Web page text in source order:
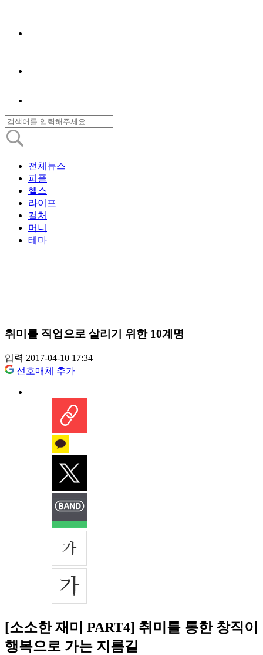
전체뉴스
피플
헬스
라이프
컬처
머니
테마
취미를 직업으로 살리기 위한 10계명
입력 2017-04-10 17:34
선호매체 추가
[소소한 재미 PART4] 취미를 통한 창직이
행복으로 가는 지름길